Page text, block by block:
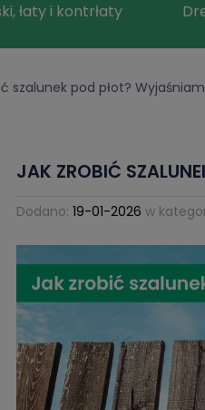
łaty i kontrłaty
szalunek pod płot?
JAK ZROBIĆ
Dodano: 19-01-2026 w